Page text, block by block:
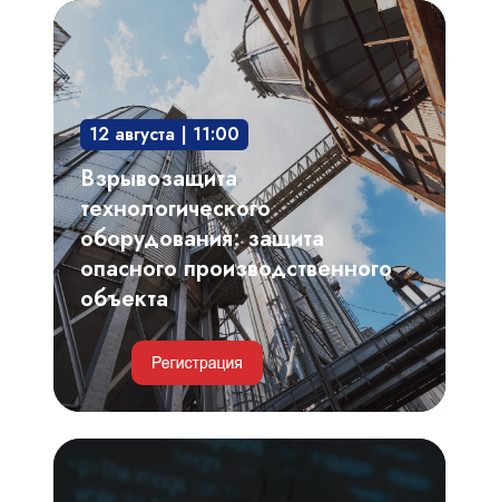
Взрывозащита
технологического
оборудования:
защита
опасного
производственного
объекта
12 августа | 11:00
Взрывозащита
технологического
оборудования: защита
опасного производственного
объекта
Средства
коллективной